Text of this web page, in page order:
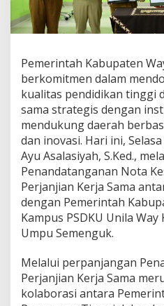
u
g
n
s
t
i
t
u
s
i
A
k
a
d
e
m
B
e
r
b
Pemerintah Kabupaten
berkomitmen dalam
kualitas pendidikan tinggi
sama strategis dengan
mendukung daerah
dan inovasi. Hari ini,
Ayu Asalasiyah, S.Ked.,
Penandatanganan Nota
Perjanjian Kerja Sama
dengan Pemerintah
Kampus PSDKU Unila Way
Umpu Semenguk.
Melalui perpanjangan
Perjanjian Kerja Sama
kolaborasi antara